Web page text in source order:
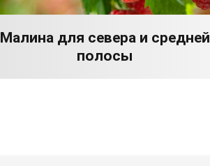
Малина для севера и средней
полосы